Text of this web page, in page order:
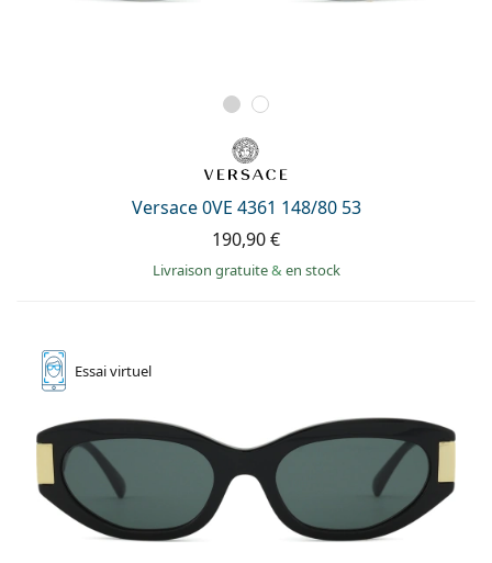
Versace 0VE 4361 148/80 53
190,90 €
Livraison gratuite& en stock
Essaivirtuel